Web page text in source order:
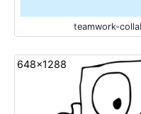
teamwork-
648x1288